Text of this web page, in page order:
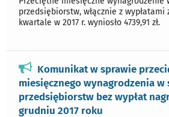
przedsiębiorstw, włącznie z wypłatami
kwartale w 2017 r. wyniosło 4739,91 zł.
Komunikat w sprawie
miesięcznego wynagrodzenia w
przedsiębiorstw bez wypłat
grudniu 2017 roku